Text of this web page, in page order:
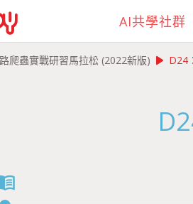
AI共學社群
爬蟲實戰研習馬拉松 (2022新版) play_arrow D24